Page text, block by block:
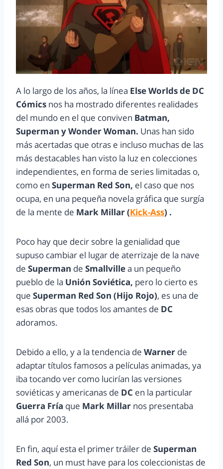
A lo largo de los años, la línea Else Worlds de DC
Cómics nos ha mostrado diferentes realidades
del mundo en el que conviven Batman,
Superman y Wonder Woman. Unas han sido
más acertadas que otras e incluso muchas de las
más destacables han visto la luz en colecciones
independientes, en forma de series limitadas o,
como en Superman Red Son, el caso que nos
ocupa, en una pequeña novela gráfica que surgía
de la mente de Mark Millar (Kick-Ass) .
Poco hay que decir sobre la genialidad que
supuso cambiar el lugar de aterrizaje de la nave
de Superman de Smallvillea un pequeño
pueblo de la Unión Soviética, pero lo cierto es
que Superman Red Son (Hijo Rojo), es una de
esas obras que todos los amantes de DC
adoramos.
Debido a ello, y a la tendencia de Warner de
adaptar títulos famosos a películas animadas, ya
iba tocando ver como lucirían las versiones
soviéticas y americanas de DC en la particular
Guerra Fría que Mark Millar nos presentaba
allá por 2003.
En fin, aquí esta el primer tráiler de Superman
Red Son, un must have para los coleccionistas de